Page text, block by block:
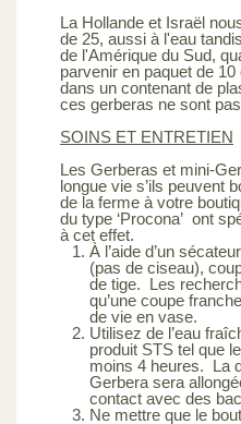
La Hollande et Israël
de 25, aussi à l'eau
de l'Amérique du Sud,
parvenir en paquet de
dans un contenant de
ces gerberas ne sont
SOINS ET ENTRETIEN
Les Gerberas et mini-
longue vie s’ils peuvent
de la ferme à votre
du type ‘Procona’ ont
à cet effet.
À l’aide d’un
(pas de ciseau),
de tige. Les
qu’une coupe
de vie en vase.
Utilisez de l’eau
produit STS tel que
moins 4 heures. La
Gerbera sera
contact avec des
Ne mettre que le